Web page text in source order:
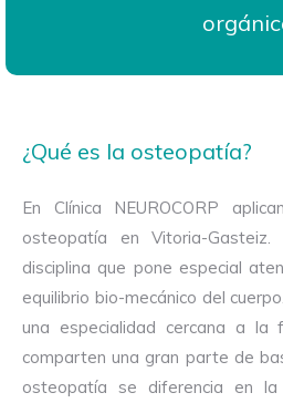
¿Qué es la osteopatía?
En Clínica NEUROCORP
osteopatía en Vitoria-
disciplina que pone especial
equilibrio bio-mecánico del
una especialidad cercana a la
comparten una gran parte de
osteopatía se diferencia en